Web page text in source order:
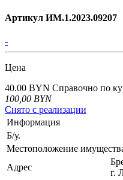
Артикул ИМ.1.2023.09207
-
Цена
40.00 BYN Справочно по
100,00 BYN
Снято с реализации
Информация
Б/у.
Местоположение
Адрес
г.